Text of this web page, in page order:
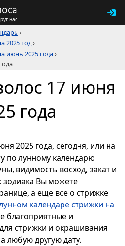
нас
›
2025 год›
июнь 2025 года›
17 июня
года
2025 года, сегодня, или на
по лунному календарю
видимость восход, закат и
зодиака Вы можете
а еще все о стрижке
календаре стрижки на
благоприятные и
стрижки и окрашивания
любую другую дату.